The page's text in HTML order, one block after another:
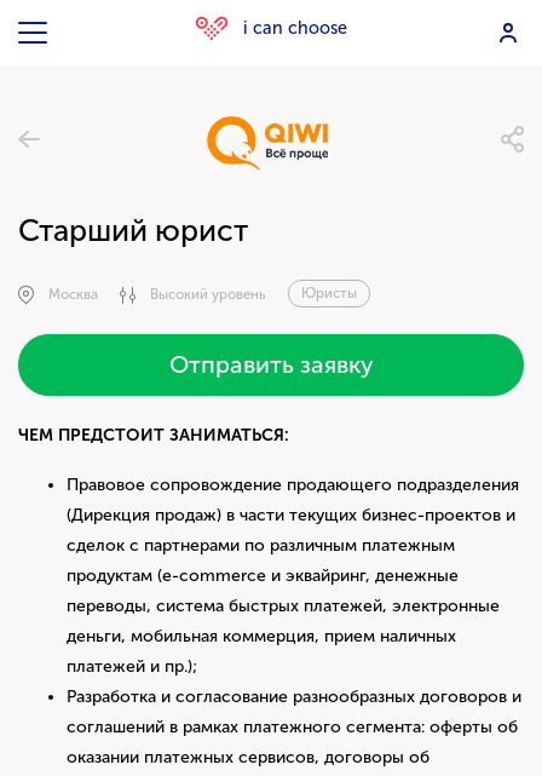
i can choose
Старший юрист
Москва Высокий уровень Юристы
Отправить заявку
ЧЕМ ПРЕДСТОИТ ЗАНИМАТЬСЯ:
Правовое сопровождение продающего подразделения
(Дирекция продаж) в части текущих бизнес-проектов и
сделок с партнерами по различным платежным
продуктам (e-commerce и эквайринг, денежные
переводы, система быстрых платежей, электронные
деньги, мобильная коммерция, прием наличных
платежей и пр.);
Разработка и согласование разнообразных договоров и
соглашений в рамках платежного сегмента: оферты об
оказании платежных сервисов, договоры об